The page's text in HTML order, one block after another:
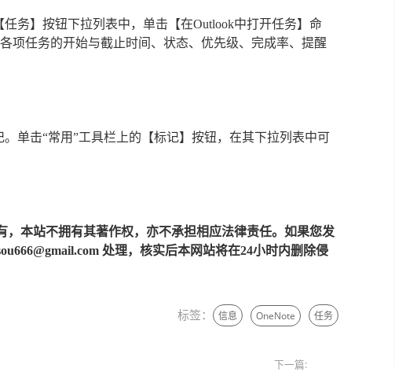
务】按钮下拉列表中，单击【在Outlook中打开任务】命
项任务的开始与截止时间、状态、优先级、完成率、提醒
单击“常用”工具栏上的【标记】按钮，在其下拉列表中可
本站不拥有其著作权，亦不承担相应法律责任。如果您发
处理，核实后本网站将在24小时内删除侵
标签： 信息 OneNote 任务
下一篇: